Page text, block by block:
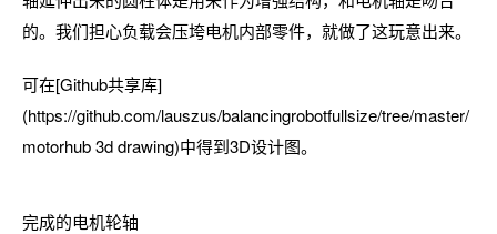
的。我们担心负载会压垮电机内部零件，就做了这玩意出来。
可在[Github共享库]
(https://github.com/lauszus/balancingrobotfullsize/tree/master/
motorhub 3d drawing)中得到3D设计图。
完成的电机轮轴